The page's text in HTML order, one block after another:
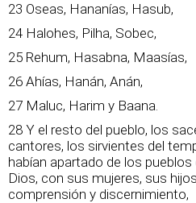
23 Oseas, Hananías, Hasub,
24 Halohes, Pilha, Sobec,
25 Rehum, Hasabna, Maasías,
26 Ahías, Hanán, Anán,
27 Maluc, Harim y Baana.
28 Y el resto del pueblo, los
cantores, los sirvientes del
habían apartado de los pueblos
Dios, con sus mujeres, sus
comprensión y discernimiento,